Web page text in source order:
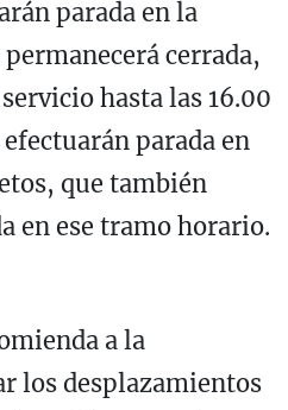
parada en la
cerrada,
hasta las 16.00
parada en
que también
en ese tramo horario.
a la
los desplazamientos